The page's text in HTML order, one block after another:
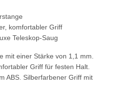
komfortabler Griff
Teleskop-Saug
mit einer Stärke von 1,1 mm.
Griff für festen Halt.
ABS. Silberfarbener Griff mit